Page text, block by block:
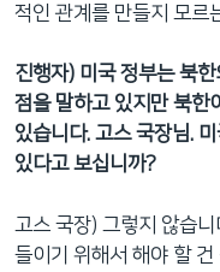
적인 관계를 만들지 모르
진행자) 미국 정부는 북
점을 말하고 있지만 북한
있습니다. 고스 국장님.
있다고 보십니까?
고스 국장) 그렇지 않습
들이기 위해서 해야 할 건